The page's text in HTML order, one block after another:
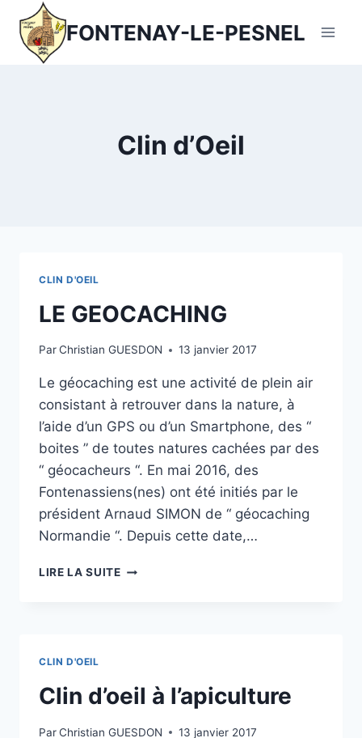
contenu
FONTENAY-LE-PESNEL
Clin d’Oeil
CLIN D'OEIL
LE GEOCACHING
ParChristian GUESDON 13 janvier 2017
Le géocaching est une activité de plein air
consistant à retrouver dans la nature, à
l’aide d’un GPS ou d’un Smartphone, des “
boites ” de toutes natures cachées par des
“ géocacheurs “. En mai 2016, des
Fontenassiens(nes) ont été initiés par le
président Arnaud SIMON de “ géocaching
Normandie “. Depuis cette date,…
LIRE LA SUITELE
CLIN D'OEIL
Clin d’oeil à l’apiculture
ParChristian GUESDON 13 janvier 2017